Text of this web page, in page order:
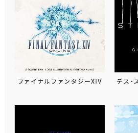
ファイナルファンタジーXIV
デス・